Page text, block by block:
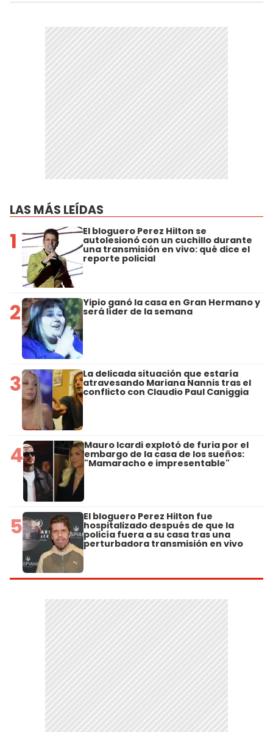
LAS MÁS LEÍDAS
1 El bloguero Perez Hilton se
autolesionó con un cuchillo durante
una transmisión en vivo: qué dice el
reporte policial
2 Yipio ganó la casa en Gran Hermano y
será líder de la semana
3 La delicada situación que estaría
atravesando Mariana Nannis tras el
conflicto con Claudio Paul Caniggia
4 Mauro Icardi explotó de furia por el
embargo de la casa de los sueños:
"Mamaracho e impresentable"
5 El bloguero Perez Hilton fue
hospitalizado después de que la
policía fuera a su casa tras una
perturbadora transmisión en vivo